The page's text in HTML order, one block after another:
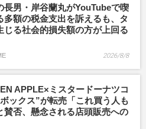
長男・岸谷蘭丸がYouTubeで喫
多額の税金支出を訴えるも、タ
じる社会的損失額の方が上回る
2026/8/8
APPLE×ミスタードーナツコ
ックス”が転売「これ買う人も
賛否、懸念される店頭販売への